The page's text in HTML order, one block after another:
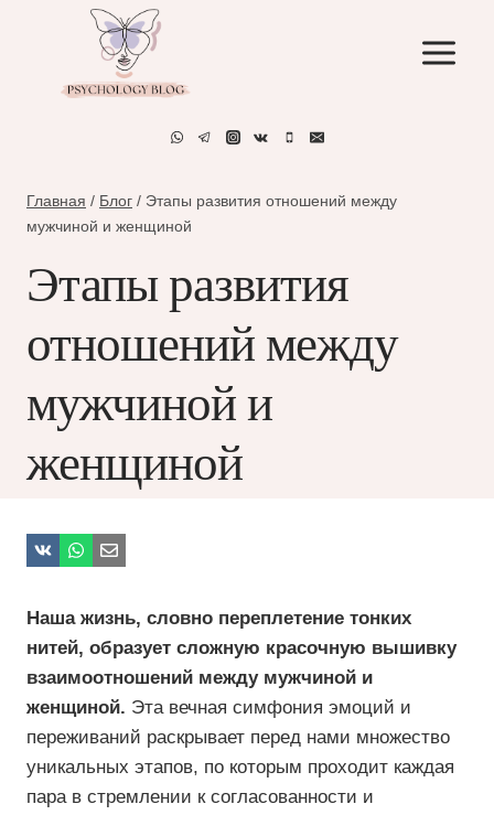
содержимому
Главная / Блог / Этапы развития отношений между
мужчиной и женщиной
Этапы развития
отношений между
мужчиной и
женщиной
Наша жизнь, словно переплетение тонких
нитей, образует сложную красочную вышивку
взаимоотношений между мужчиной и
женщиной. Эта вечная симфония эмоций и
переживаний раскрывает перед нами множество
уникальных этапов, по которым проходит каждая
пара в стремлении к согласованности и